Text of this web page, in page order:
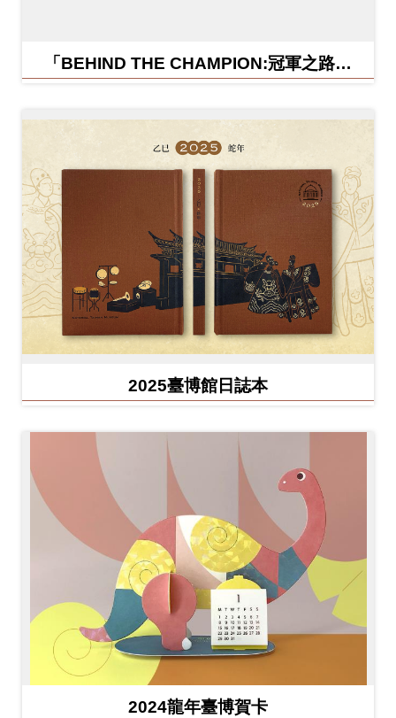
「BEHIND THE CHAMPION:冠軍之路特
2025臺博館日誌本
2024龍年臺博賀卡